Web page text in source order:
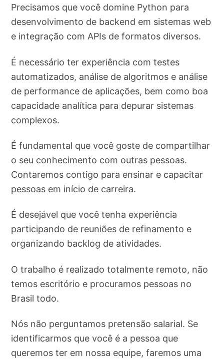
Precisamos que você domine Python para
desenvolvimento de backend em sistemas web
e integração com APIs de formatos diversos.
É necessário ter experiência com testes
automatizados, análise de algoritmos e análise
de performance de aplicações, bem como boa
capacidade analítica para depurar sistemas
complexos.
É fundamental que você goste de compartilhar
o seu conhecimento com outras pessoas.
Contaremos contigo para ensinar e capacitar
pessoas em início de carreira.
É desejável que você tenha experiência
participando de reuniões de refinamento e
organizando backlog de atividades.
O trabalho é realizado totalmente remoto, não
temos escritório e procuramos pessoas no
Brasil todo.
Nós não perguntamos pretensão salarial. Se
identificarmos que você é a pessoa que
queremos ter em nossa equipe, faremos uma